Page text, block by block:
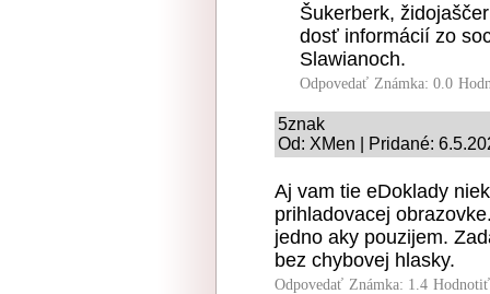
Šukerberk,
dosť informácií zo
Slawianoch.
Odpovedať Známka: 0.0
5znak
Od: XMen | Pridané:
Aj vam tie eDoklady
prihladovacej
jedno aky pouzijem.
bez chybovej hlasky.
Odpovedať Známka: 1.4